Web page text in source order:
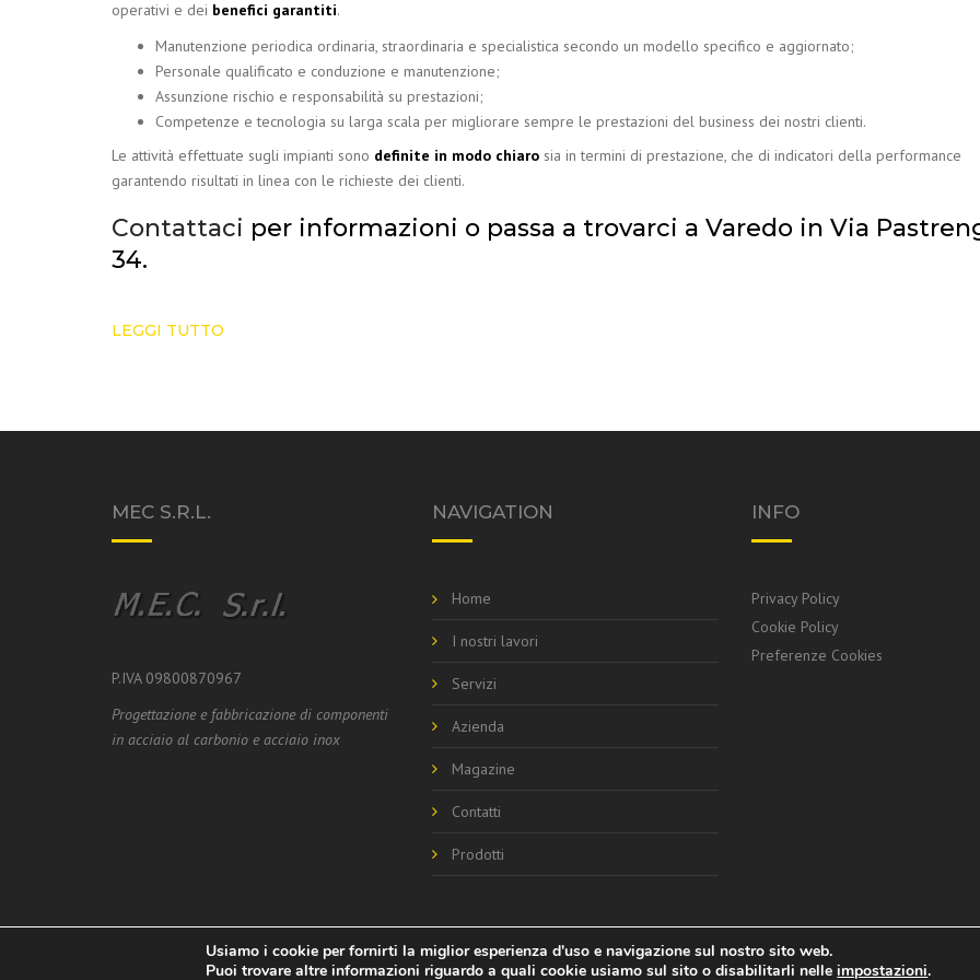
operativi e dei benefici garantiti.
Manutenzione periodica ordinaria, straordinaria e specialistica secondo un modello specifico e aggiornato;
Personale qualificato e conduzione e manutenzione;
Assunzione rischio e responsabilità su prestazioni;
Competenze e tecnologia su larga scala per migliorare sempre le prestazioni del business dei nostri clienti.
Le attività effettuate sugli impianti sono definite in modo chiaro sia in termini di prestazione, che di indicatori della performance
garantendo risultati in linea con le richieste dei clienti.
Contattaci per informazioni o passa a trovarci a Varedo in Via
34.
LEGGI TUTTO
MEC S.R.L.
P.IVA 09800870967
Progettazione e fabbricazione di componenti
in acciaio al carbonio e acciaio inox
NAVIGATION
Home
I nostri lavori
Servizi
Azienda
Magazine
Contatti
Prodotti
INFO
Privacy Policy
Cookie Policy
Preferenze Cookies
© 2026 Mec S.r.l., Tutti i diritti riservati | Strategie Digitali Innovea
Usiamo i cookie per fornirti la miglior esperienza d'uso e navigazione sul nostro sito web.
Puoi trovare altre informazioni riguardo a quali cookie usiamo sul sito o disabilitarli nelleimpostazioni.